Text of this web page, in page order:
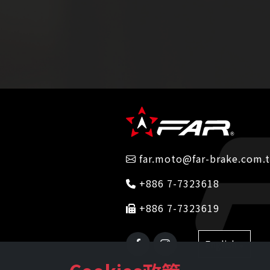
far.moto@far-
+886 7-7323618
+886 7-7323619
English